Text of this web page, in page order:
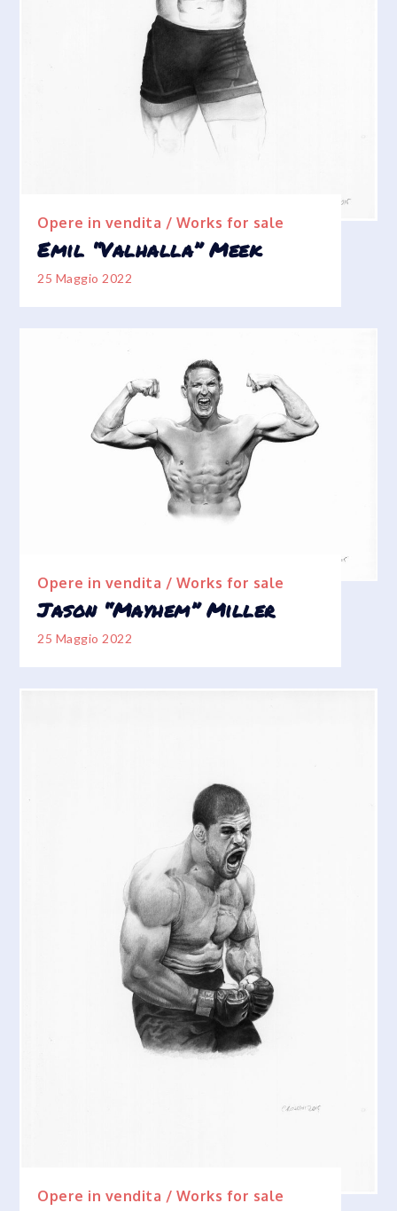
Opere in vendita / Works for sale
Emil “Valhalla” Meek
25 Maggio 2022
Opere in vendita / Works for sale
Jason “Mayhem” Miller
25 Maggio 2022
Opere in vendita / Works for sale